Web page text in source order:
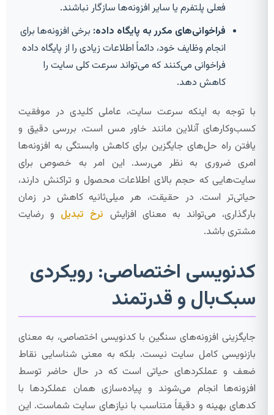
فعلی پلتفرم یا سایر افزونه‌ها سازگار نباشند.
فراخوانی‌های مکرر به پایگاه داده: برخی افزونه‌ها برای
انجام وظایف خود، دائماً اطلاعات زیادی را از پایگاه داده
فراخوانی می‌کنند که می‌تواند سرعت کلی سایت را
کاهش دهد.
با توجه به اینکه سرعت سایت، عاملی کلیدی در موفقیت
کسب‌وکارهای آنلاین مانند خاور مس است، بررسی دقیق و
یافتن راه حل‌های جایگزین برای کاهش وابستگی به افزونه‌ها
امری ضروری به نظر می‌رسد. این امر به خصوص برای
سایت‌هایی که حجم بالای اطلاعات محصول و تراکنش دارند،
حیاتی‌تر است. در حقیقت، هر میلی‌ثانیه کاهش در زمان
بارگذاری، می‌تواند به معنای افزایش نرخ تبدیل و رضایت
مشتری باشد.
کدنویسی اختصاصی: رویکردی
سبک‌بال و قدرتمند
جایگزینی افزونه‌های سنگین با کدنویسی اختصاصی، به معنای
بازنویسی کامل سایت نیست. بلکه به معنی شناسایی نقاط
ضعف و عملکردهای حیاتی است که در حال حاضر توسط
افزونه‌ها انجام می‌شوند و پیاده‌سازی همان عملکردها با
کدهای بهینه و دقیقاً متناسب با نیازهای سایت شماست. این